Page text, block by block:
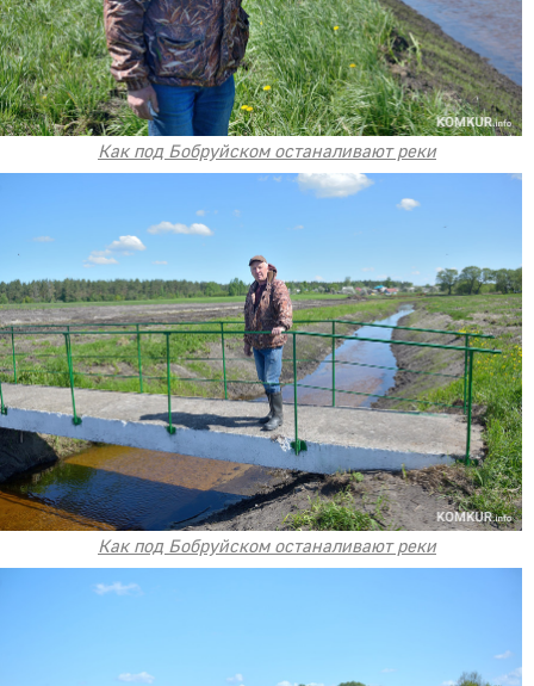
Как под Бобруйском останаливают реки
Как под Бобруйском останаливают реки